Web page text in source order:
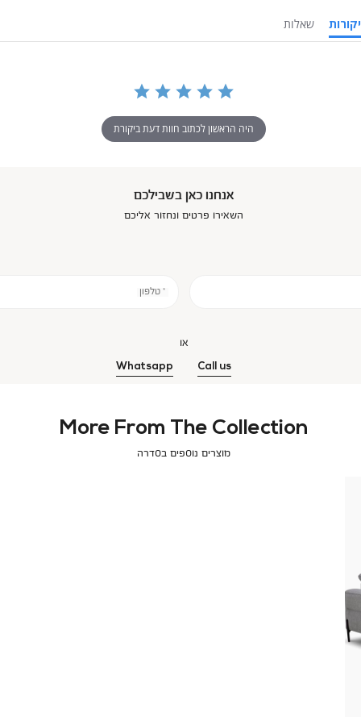
ביקורות
שאלות
היה הראשון לכתוב חוות דעת ביקורת
אנחנו כאן בשבילכם
השאירו פרטים ונחזור אליכם
* טלפון
או
Call us
Whatsapp
More From The Collection
מוצרים נוספים בסדרה